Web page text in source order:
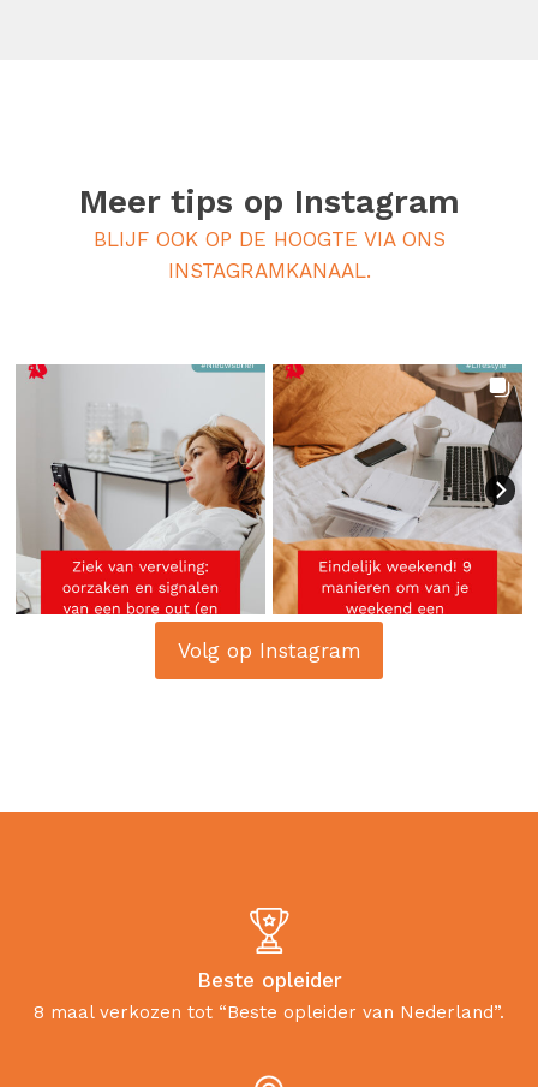
Meer tips op Instagram
BLIJF OOK OP DE HOOGTE VIA ONS
INSTAGRAMKANAAL.
Volg op Instagram
Beste opleider
8 maal verkozen tot “Beste opleider van Nederland”.